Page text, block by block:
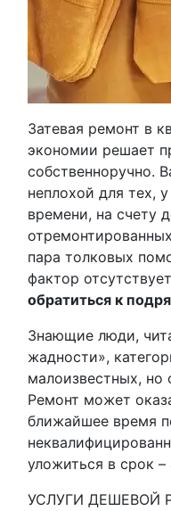
Затевая ремонт в
экономии решает
собственноручно.
неплохой для тех,
времени, на счету
пара толковых
фактор
обратиться к
Знающие люди,
жадности»,
малоизвестных, но
Ремонт может
ближайшее время
уложиться в срок –
УСЛУГИ ДЕШЕВОЙ